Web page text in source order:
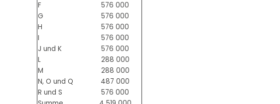
F
576 000
G
576 000
H
576 000
I
576 000
J und K
576 000
L
288 000
M
288 000
N, O und Q
487 000
R und S
576 000